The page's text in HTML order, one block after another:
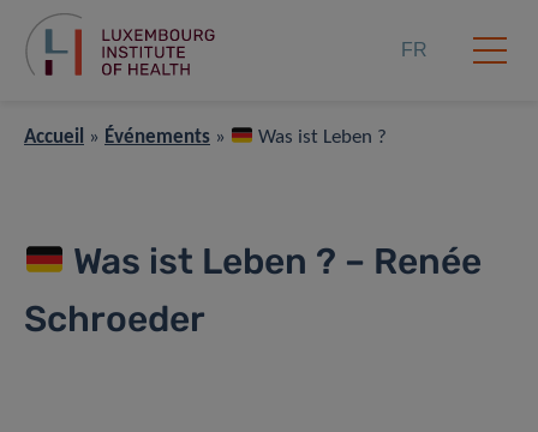
FR
Accueil » Événements » Was ist Leben ?
Was ist Leben ? – Renée
Schroeder